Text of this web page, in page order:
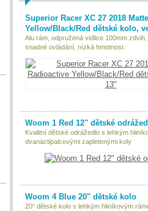
Superior Racer XC 27 2018
Yellow/Black/Red dětské kolo,
Alu rám, odpružená vidlice 100mm
snadné ovládání, nízká hmotnost.
Woom 1 Red 12" dětské
Kvalitní dětské odrážedlo s lehkým
dvanáctipalcovými zapletenými koly
Woom 4 Blue 20" dětské kolo
20“ dětské kolo s lehkým hliníkovým